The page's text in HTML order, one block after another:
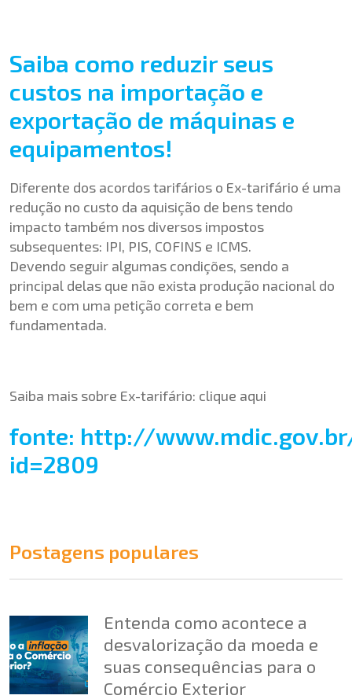
Saiba como reduzir seus
custos na importação e
exportação de máquinas e
equipamentos!
Diferente dos acordos tarifários o Ex-tarifário é uma
redução no custo da aquisição de bens tendo
impacto também nos diversos impostos
subsequentes: IPI, PIS, COFINS e ICMS.
Devendo seguir algumas condições, sendo a
principal delas que não exista produção nacional do
bem e com uma petição correta e bem
fundamentada.
Saiba mais sobre Ex-tarifário: clique aqui
fonte: http://
id=2809
Postagens populares
Entenda como acontece a
desvalorização da moeda e
suas consequências para o
Comércio Exterior